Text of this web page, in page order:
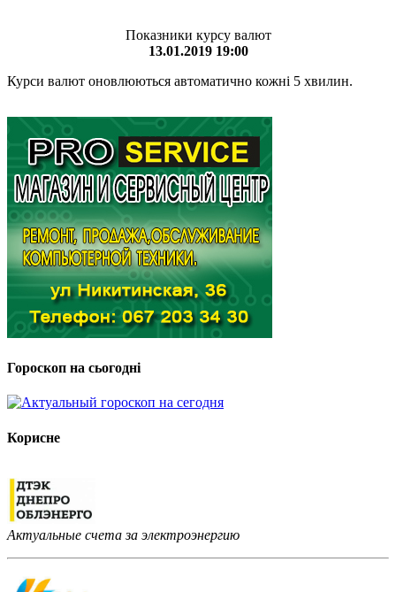
Показники курсу валют
13.01.2019 19:00
Курси валют оновлюються автоматично кожні 5 хвилин.
Гороскоп на сьогодні
Корисне
Актуальные счета за электроэнергию